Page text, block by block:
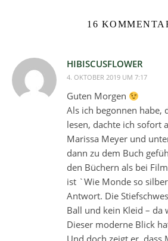
16
HIBISCUSFLOWER
4. OKTOBER 2019 UM 7:17
Guten Morgen
Als ich begonnen habe,
lesen, dachte ich sofort
Marissa Meyer und
dann zu dem Buch
den Büchern als bei
ist `Wie Monde so
Antwort. Die
Ball und kein Kleid – da
Dieser moderne Blick